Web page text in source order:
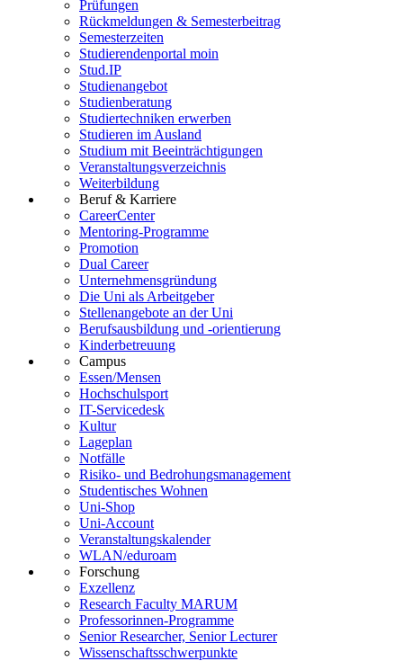
Prüfungen
Rückmeldungen & Semesterbeitrag
Semesterzeiten
Studierendenportal moin
Stud.IP
Studienangebot
Studienberatung
Studiertechniken erwerben
Studieren im Ausland
Studium mit Beeinträchtigungen
Veranstaltungsverzeichnis
Weiterbildung
Beruf & Karriere
CareerCenter
Mentoring-Programme
Promotion
Dual Career
Unternehmensgründung
Die Uni als Arbeitgeber
Stellenangebote an der Uni
Berufsausbildung und -orientierung
Kinderbetreuung
Campus
Essen/Mensen
Hochschulsport
IT-Servicedesk
Kultur
Lageplan
Notfälle
Risiko- und Bedrohungsmanagement
Studentisches Wohnen
Uni-Shop
Uni-Account
Veranstaltungskalender
WLAN/eduroam
Forschung
Exzellenz
Research Faculty MARUM
Professorinnen-Programme
Senior Researcher, Senior Lecturer
Wissenschaftsschwerpunkte